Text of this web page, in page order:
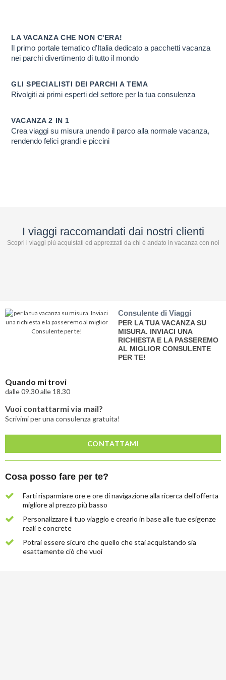
LA VACANZA CHE NON C'ERA!
Il primo portale tematico d'Italia dedicato a pacchetti vacanza
nei parchi divertimento di tutto il mondo
GLI SPECIALISTI DEI PARCHI A TEMA
Rivolgiti ai primi esperti del settore per la tua consulenza
VACANZA 2 IN 1
Crea viaggi su misura unendo il parco alla normale vacanza,
rendendo felici grandi e piccini
I viaggi raccomandati dai nostri clienti
Scopri i viaggi più acquistati ed apprezzati da chi è andato in vacanza con noi
Consulente di Viaggi
PER LA TUA VACANZA SU
MISURA. INVIACI UNA
RICHIESTA E LA PASSEREMO
AL MIGLIOR CONSULENTE
PER TE!
Quando mi trovi
dalle 09.30 alle 18.30
Vuoi contattarmi via mail?
Scrivimi per una consulenza gratuita!
CONTATTAMI
Cosa posso fare per te?
Farti risparmiare ore e ore di navigazione alla ricerca dell'offerta
migliore al prezzo più basso
Personalizzare il tuo viaggio e crearlo in base alle tue esigenze
reali e concrete
Potrai essere sicuro che quello che stai acquistando sia
esattamente ciò che vuoi